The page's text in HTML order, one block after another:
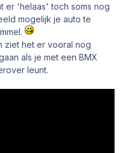
er 'helaas' toch soms nog
mogelijk je auto te
ziet het er vooral nog
als je met een BMX
leunt.